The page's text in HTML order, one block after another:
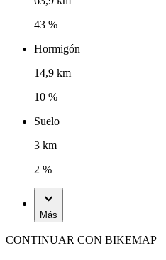
43 %
Hormigón
14,9 km
10 %
Suelo
3 km
2 %
Más
CONTINUAR CON BIKEMAP